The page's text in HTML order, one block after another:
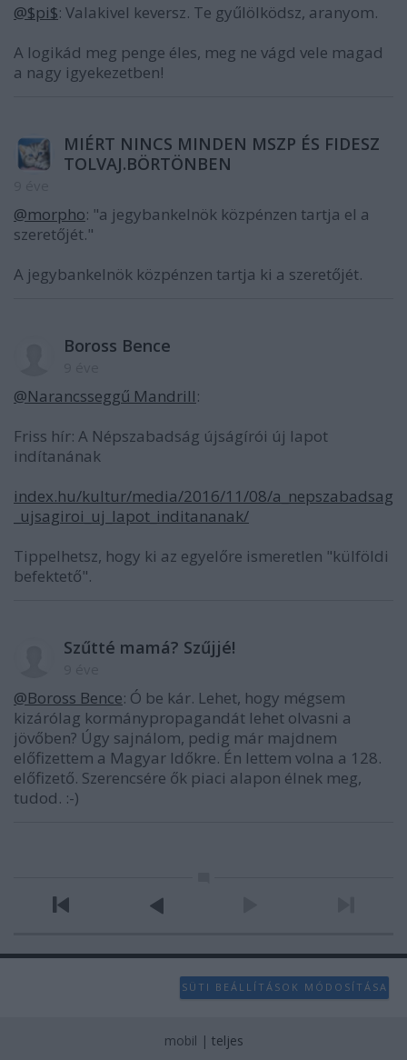
@$pi$: Valakivel keversz. Te gyűlölködsz, aranyom.
A logikád meg penge éles, meg ne vágd vele magad
a nagy igyekezetben!
MIÉRT NINCS MINDEN MSZP ÉS FIDESZ
TOLVAJ.BÖRTÖNBEN
@morpho: "a jegybankelnök közpénzen tartja el a
szeretőjét."
A jegybankelnök közpénzen tartja ki a szeretőjét.
Boross Bence
@Narancsseggű Mandrill:
Friss hír: A Népszabadság újságírói új lapot
indítanának
index.hu/kultur/media/2016/11/08/a_nepszabadsag
_ujsagiroi_uj_lapot_inditananak/
Tippelhetsz, hogy ki az egyelőre ismeretlen "külföldi
befektető".
Szűtté mamá? Szűjjé!
@Boross Bence: Ó be kár. Lehet, hogy mégsem
kizárólag kormánypropagandát lehet olvasni a
jövőben? Úgy sajnálom, pedig már majdnem
előfizettem a Magyar Időkre. Én lettem volna a 128.
előfizető. Szerencsére ők piaci alapon élnek meg,
tudod. :-)
SÜTI BEÁLLÍTÁSOK MÓDOSÍTÁSA
mobil | teljes